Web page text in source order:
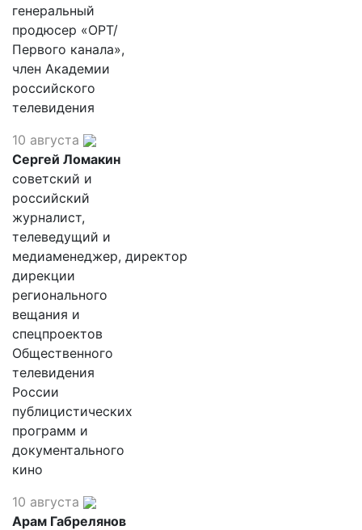
генеральный
продюсер «ОРТ/
Первого канала»,
член Академии
российского
телевидения
10 августа
Сергей Ломакин
советский и
российский
журналист,
телеведущий и
медиаменеджер, директор
дирекции
регионального
вещания и
спецпроектов
Общественного
телевидения
России
публицистических
программ и
документального
кино
10 августа
Арам Габрелянов